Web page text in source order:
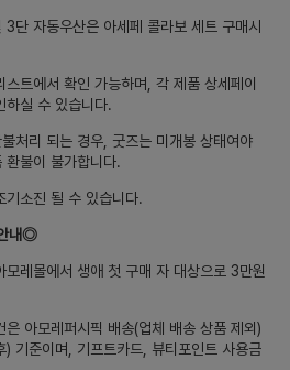
3단 자동우산은 아세페 콜라보 세트 구매시
스트에서 확인 가능하며, 각 제품 상세페이
하실 수 있습니다.
처리 되는 경우, 굿즈는 미개봉 상태여야
환불이 불가합니다.
기소진 될 수 있습니다.
내◎
모레몰에서 생애 첫 구매 자 대상으로 3만원
아모레퍼시픽 배송(업체 배송 상품 제외)
기준이며, 기프트카드, 뷰티포인트 사용금